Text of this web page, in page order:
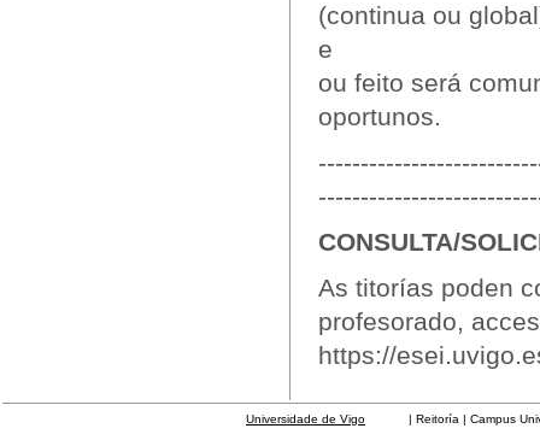
(continua ou
e
ou feito será
oportunos.
CONSULTA/
As titorías poden
profesorado,
https://
Universidade de Vigo | Reitoría | Campus